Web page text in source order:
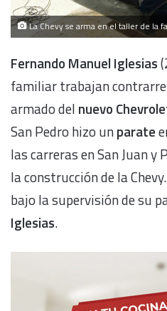
La Chevy se arma en el taller de la
Fernando Manuel Iglesias
familiar trabajan
armado del nuevo
San Pedro hizo unparate
las carreras en San Juan y
la construcción de la
bajo la supervisión de su
Iglesias.